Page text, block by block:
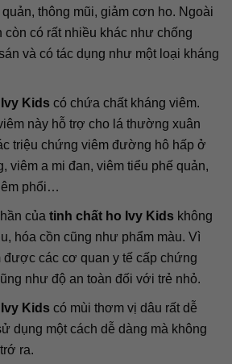
thông mũi, giảm cơn ho. Ngoài
còn có rất nhiều khác như chống
và có tác dụng như một loại kháng
Kids có chứa chất kháng viêm.
này hỗ trợ cho lá thường xuân
triệu chứng viêm đường hô hấp ở
viêm a mi đan, viêm tiểu phế quản,
phổi…
của tinh chất ho Ivy Kids không
hóa cồn cũng như phẩm màu. Vì
được các cơ quan y tế cấp chứng
như độ an toàn đối với trẻ nhỏ.
Kids có mùi thơm vị dâu rất dễ
dụng một cách dễ dàng mà không
ra.